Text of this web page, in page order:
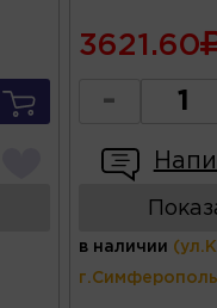
3621.60
-
в наличии